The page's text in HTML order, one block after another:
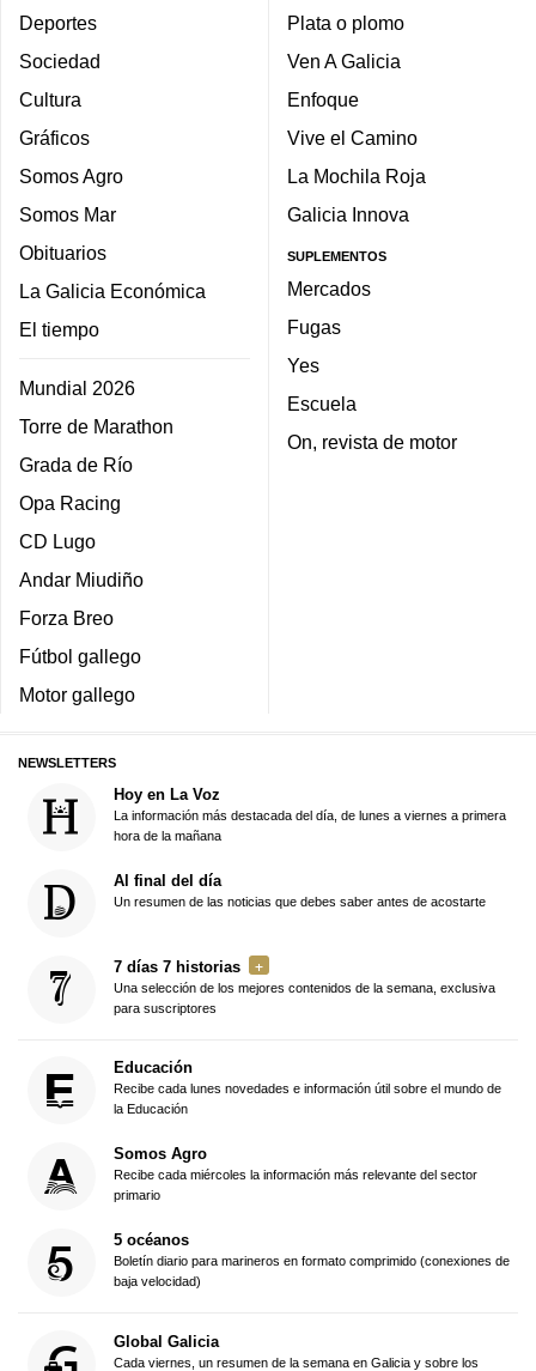
Deportes
Sociedad
Cultura
Gráficos
Somos Agro
Somos Mar
Obituarios
La Galicia Económica
El tiempo
Mundial 2026
Torre de Marathon
Grada de Río
Opa Racing
CD Lugo
Andar Miudiño
Forza Breo
Fútbol gallego
Motor gallego
Plata o plomo
Ven A Galicia
Enfoque
Vive el Camino
La Mochila Roja
Galicia Innova
SUPLEMENTOS
Mercados
Fugas
Yes
Escuela
On, revista de motor
NEWSLETTERS
Hoy en La Voz
La información más destacada del día, de lunes a viernes a primera
hora de la mañana
Al final del día
Un resumen de las noticias que debes saber antes de acostarte
7 días 7 historias
Una selección de los mejores contenidos de la semana, exclusiva
para suscriptores
Educación
Recibe cada lunes novedades e información útil sobre el mundo de
la Educación
Somos Agro
Recibe cada miércoles la información más relevante del sector
primario
5 océanos
Boletín diario para marineros en formato comprimido (conexiones de
baja velocidad)
Global Galicia
Cada viernes, un resumen de la semana en Galicia y sobre los